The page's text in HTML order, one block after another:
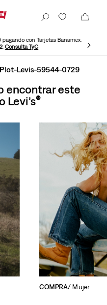
con Tarjetas Banamex.
. Consulta TyC
Levis-59544-0729
encontrar este
Levi’s
COMPRA/ Mujer